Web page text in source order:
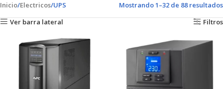
Inicio Electricos UPS
Mostrando 1–32 de 88 resultados
Ver barra lateral
Filtros